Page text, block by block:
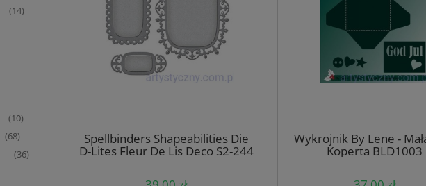
(14)
(10)
(68)
(36)
Spellbinders Shapeabilities Die
D-Lites Fleur De Lis Deco S2-244
Wykrojnik By Lene -
Koperta BLD1003